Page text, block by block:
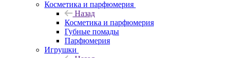
Косметика и парфюмерия
Назад
Косметика и парфюмерия
Губные помады
Парфюмерия
Игрушки